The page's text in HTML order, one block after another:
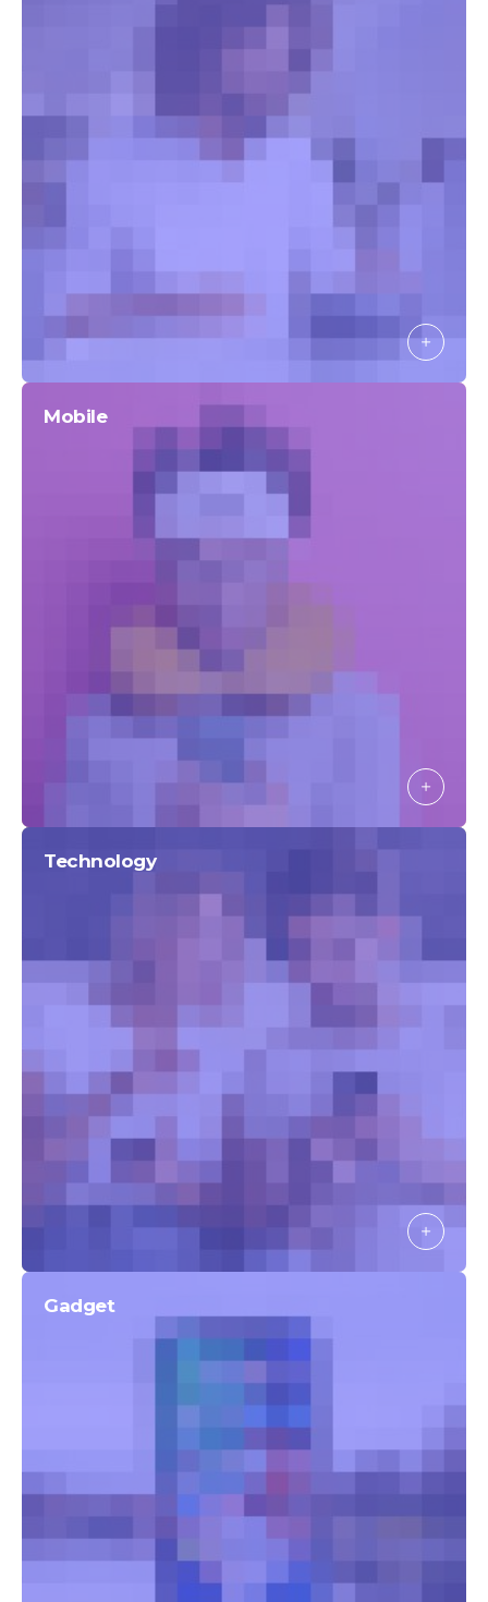
Mobile
Technology
Gadget